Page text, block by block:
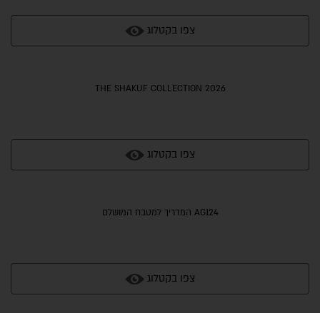
צפו בקטלוג
THE SHAKUF COLLECTION 2026
צפו בקטלוג
AG124 המדריך למטבח המושלם
צפו בקטלוג